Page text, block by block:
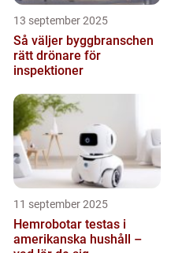
13 september 2025
Så väljer byggbranschen
rätt drönare för
inspektioner
11 september 2025
Hemrobotar testas i
amerikanska hushåll –